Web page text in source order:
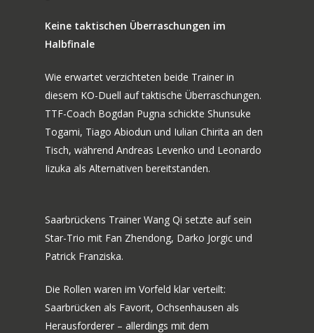
Keine taktischen Überraschungen im
Halbfinale
Wie erwartet verzichteten beide Trainer in
diesem KO-Duell auf taktische Überraschungen.
TTF-Coach Bogdan Pugna schickte Shunsuke
Togami, Tiago Abiodun und Iulian Chirita an den
Tisch, während Andreas Levenko und Leonardo
Iizuka als Alternativen bereitstanden.
Saarbrückens Trainer Wang Qi setzte auf sein
Star-Trio mit Fan Zhendong, Darko Jorgic und
Patrick Franziska.
Die Rollen waren im Vorfeld klar verteilt:
Saarbrücken als Favorit, Ochsenhausen als
Herausforderer – allerdings mit dem